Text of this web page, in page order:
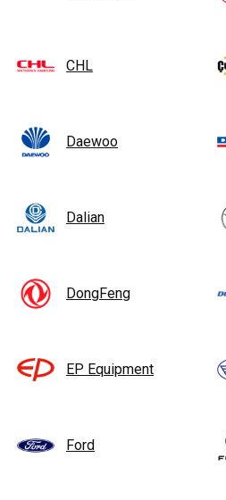
CHL
Daewoo
Dalian
DongFeng
EP Equipment
Ford